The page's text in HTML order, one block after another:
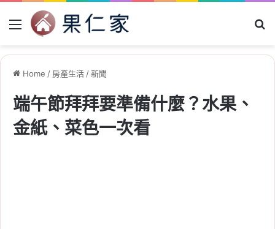
Menu
Home / 房產生活/新聞
端午節拜拜要準備什麼？水果、
金紙、菜色一次看